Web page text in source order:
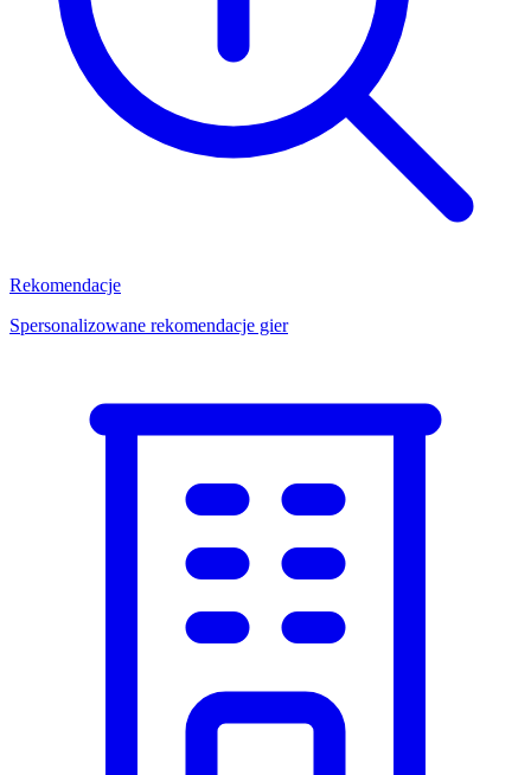
Rekomendacje
Spersonalizowane rekomendacje gier